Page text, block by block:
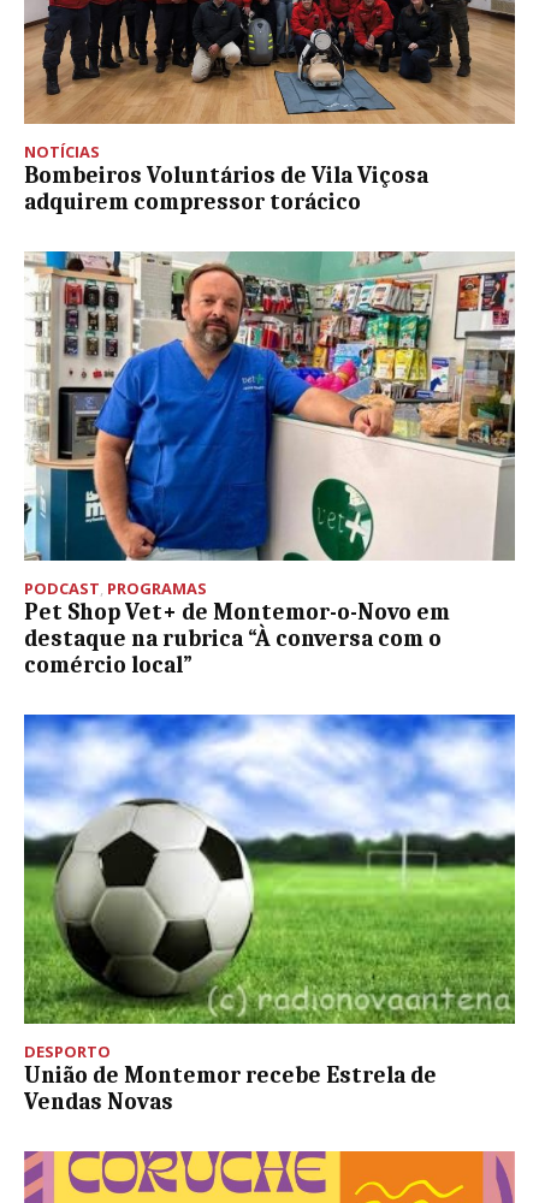
NOTÍCIAS
Bombeiros Voluntários de Vila Viçosa
adquirem compressor torácico
PODCAST, PROGRAMAS
Pet Shop Vet+ de Montemor-o-Novo em
destaque na rubrica “À conversa com o
comércio local”
DESPORTO
União de Montemor recebe Estrela de
Vendas Novas